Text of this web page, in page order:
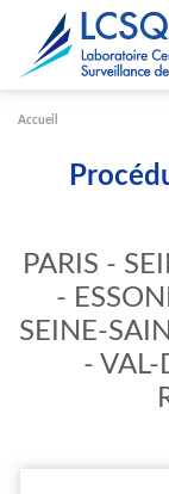
Accueil
PARIS -
-
SEINE-
-
Paramétrer les